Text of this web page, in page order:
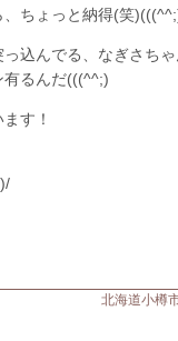
ちょっと納得(笑
込んでる、なぎさち
有るんだ(((^^;)
す！
北海道小樽